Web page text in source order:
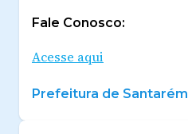
Fale Conosco:
Acesse aqui
Prefeitura de Santarém